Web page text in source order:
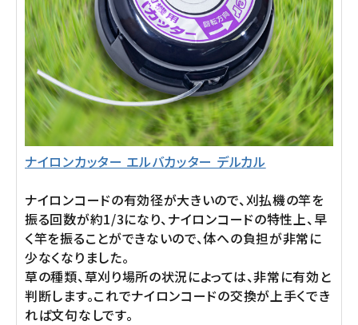
ナイロンカッター エルバカッター デルカル
ナイロンコードの有効径が大きいので、刈払機の竿を
振る回数が約1/3になり、ナイロンコードの特性上、早
く竿を振ることができないので、体への負担が非常に
少なくなりました。
草の種類、草刈り場所の状況によっては、非常に有効と
判断します。これでナイロンコードの交換が上手くでき
れば文句なしです。